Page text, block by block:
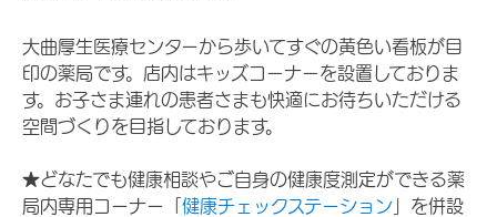
大曲厚生医療センターから歩いてすぐの黄色い看板が目
印の薬局です。店内はキッズコーナーを設置しておりま
す。お子さま連れの患者さまも快適にお待ちいただける
空間づくりを目指しております。
★どなたでも健康相談やご自身の健康度測定ができる薬
局内専用コーナー「 健康チェックステーション 」を併設